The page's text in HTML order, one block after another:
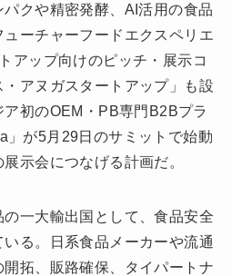
クや精密発酵、AI活用の食品
ーチャーフードエクスペリエ
アップ向けのピッチ・展示コ
アヌガスタートアップ」も設
初のOEM・PB専門B2Bプラ
」が5月29日のサミットで始動
示会につなげる計画だ。
一大輸出国として、食品安全
る。日系食品メーカーや流通
拓、販路確保、タイパートナ